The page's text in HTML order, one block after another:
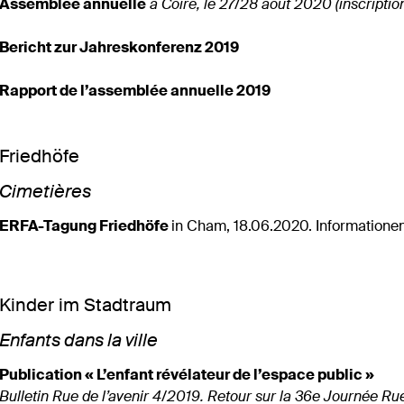
Assemblée annuelleà Coire, le 27/28 août 2020
Bericht zur Jahreskonferenz 2019
Rapport de l’assemblée annuelle 2019
Friedhöfe
Cimetières
ERFA-Tagung Friedhöfein Cham, 18.06.2020.
Kinder im Stadtraum
Enfants dans la ville
Publication « L’enfant révélateur de l’espace public »
Bulletin Rue de l’avenir 4/2019. Retour sur la 36e Journée